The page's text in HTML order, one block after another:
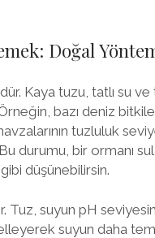
Doğal
Kaya tuzu, tatlı su
bazı deniz
tuzluluk
durumu, bir ormanı
düşünebilirsin.
Tuz, suyun pH
suyun daha